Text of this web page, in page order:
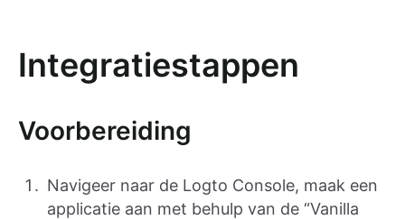
Integratiestappen
Voorbereiding
Navigeer naar de Logto Console, maak een
applicatie aan met behulp van de “Vanilla